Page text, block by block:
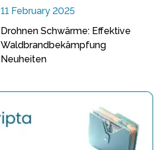
11 February 2025
Drohnen Schwärme: Effektive
Waldbrandbekämpfung
Neuheiten